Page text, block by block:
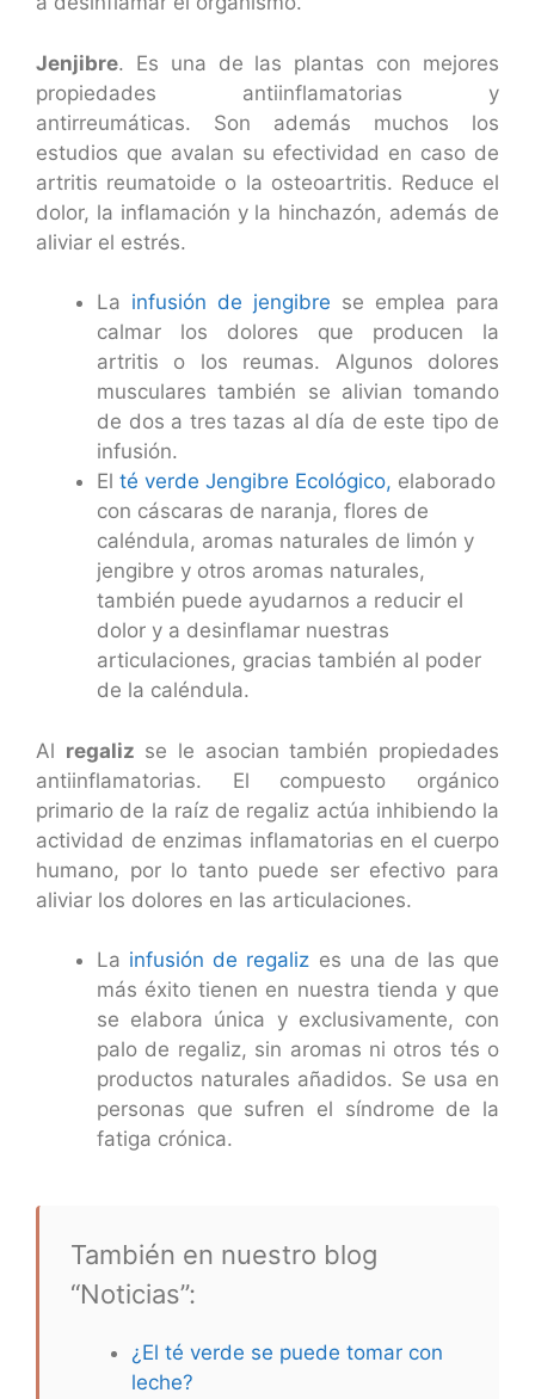
Jenjibre. Es una de las plantas con mejores
propiedades antiinflamatorias y
antirreumáticas. Son además muchos los
estudios que avalan su efectividad en caso de
artritis reumatoide o la osteoartritis. Reduce el
dolor, la inflamación y la hinchazón, además de
aliviar el estrés.
La infusión de jengibre se emplea para
calmar los dolores que producen la
artritis o los reumas. Algunos dolores
musculares también se alivian tomando
de dos a tres tazas al día de este tipo de
infusión.
El té verde Jengibre Ecológico, elaborado
con cáscaras de naranja, flores de
caléndula, aromas naturales de limón y
jengibre y otros aromas naturales,
también puede ayudarnos a reducir el
dolor y a desinflamar nuestras
articulaciones, gracias también al poder
de la caléndula.
Al regaliz se le asocian también propiedades
antiinflamatorias. El compuesto orgánico
primario de la raíz de regaliz actúa inhibiendo la
actividad de enzimas inflamatorias en el cuerpo
humano, por lo tanto puede ser efectivo para
aliviar los dolores en las articulaciones.
La infusión de regaliz es una de las que
más éxito tienen en nuestra tienda y que
se elabora única y exclusivamente, con
palo de regaliz, sin aromas ni otros tés o
productos naturales añadidos. Se usa en
personas que sufren el síndrome de la
fatiga crónica.
También en nuestro blog
“Noticias”:
¿El té verde se puede tomar con
leche?